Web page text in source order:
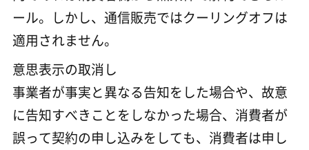
ール。しかし、通信販売ではクーリングオフは
適用されません。
意思表示の取消し
事業者が事実と異なる告知をした場合や、故意
に告知すべきことをしなかった場合、消費者が
誤って契約の申し込みをしても、消費者は申し